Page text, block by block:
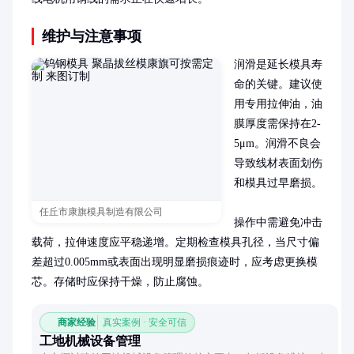
维护与注意事项
任丘市康旗模具制造有限公司
润滑是延长模具寿
命的关键。建议使
用专用拉伸油，油
膜厚度需保持在2-
5μm。润滑不良会
导致线材表面划伤
和模具过早磨损。
操作中需避免冲击
载荷，拉伸速度应平稳递增。定期检查模具孔径，当尺寸偏
差超过0.005mm或表面出现明显磨损痕迹时，应考虑更换模
芯。存储时应保持干燥，防止腐蚀。
商家经验 真实案例 · 安全可信
工地机械设备管理